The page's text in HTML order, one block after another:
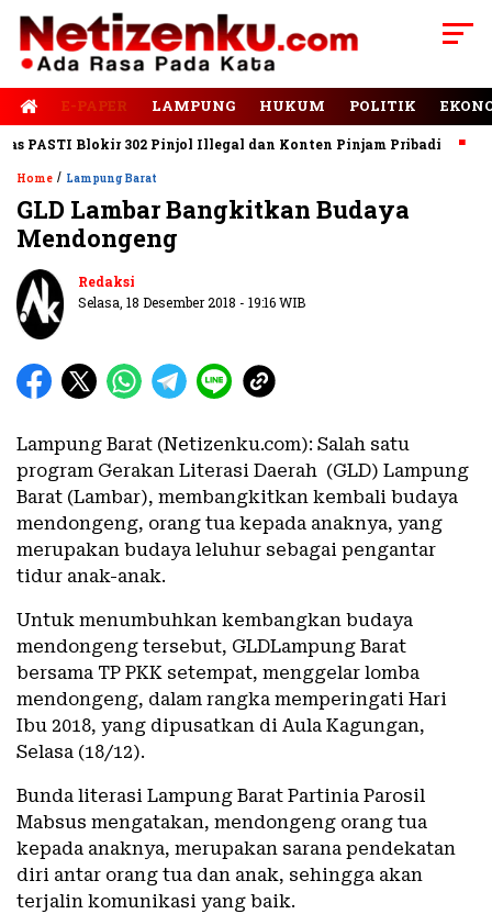
E-PAPER LAMPUNG HUKUM POLITIK
Blokir 302 Pinjol Illegal dan Konten Pinjam Pribadi
Home / Lampung Barat
GLD Lambar Bangkitkan Budaya
Mendongeng
Redaksi
Selasa, 18 Desember 2018 - 19:16 WIB
Lampung Barat (Netizenku.com): Salah satu
program Gerakan Literasi Daerah (GLD) Lampung
Barat (Lambar), membangkitkan kembali budaya
mendongeng, orang tua kepada anaknya, yang
merupakan budaya leluhur sebagai pengantar
tidur anak-anak.
Untuk menumbuhkan kembangkan budaya
mendongeng tersebut, GLDLampung Barat
bersama TP PKK setempat, menggelar lomba
mendongeng, dalam rangka memperingati Hari
Ibu 2018, yang dipusatkan di Aula Kagungan,
Selasa (18/12).
Bunda literasi Lampung Barat Partinia Parosil
Mabsus mengatakan, mendongeng orang tua
kepada anaknya, merupakan sarana pendekatan
diri antar orang tua dan anak, sehingga akan
terjalin komunikasi yang baik.